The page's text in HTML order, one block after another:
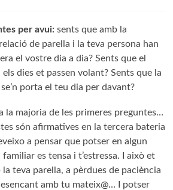
per avui: sents que amb la
de parella i la teva persona han
el vostre dia a dia? Sents que el
dies et passen volant? Sents que la
porta el teu dia per davant?
la majoria de les primeres preguntes…
són afirmatives en la tercera bateria
a pensar que potser en algun
es tensa i t’estressa. I això et
teva parella, a pèrdues de paciència
amb tu mateix@… I potser